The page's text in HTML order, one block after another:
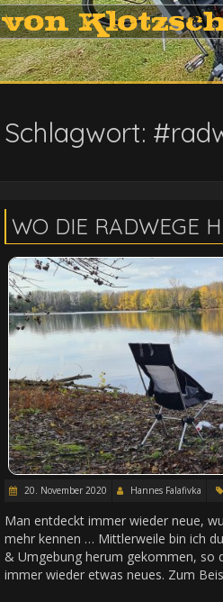
von
Schlagwort:
WO DIE RADWEGE
20. November 2020 Hannes Falafivka
Man entdeckt immer wieder neue,
mehr kennen … Mittlerweile bin ich
& Umgebung herum gekommen, so
immer wieder etwas neues. Zum